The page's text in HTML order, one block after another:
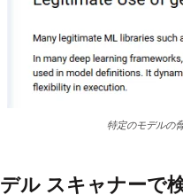
特定のモデルの
ル スキャナーで